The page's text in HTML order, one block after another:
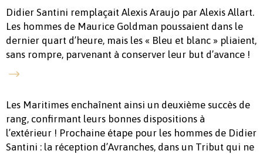
Didier Santini remplaçait Alexis Araujo par Alexis Allart.
Les hommes de Maurice Goldman poussaient dans le
dernier quart d’heure, mais les « Bleu et blanc » pliaient,
sans rompre, parvenant à conserver leur but d’avance !
Les Maritimes enchaînent ainsi un deuxième succès de
rang, confirmant leurs bonnes dispositions à
l’extérieur ! Prochaine étape pour les hommes de Didier
Santini : la réception d’Avranches, dans un Tribut qui ne